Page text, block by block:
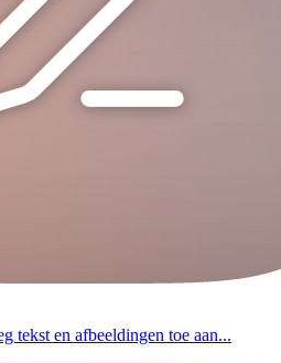
tekst en afbeeldingen toe aan...